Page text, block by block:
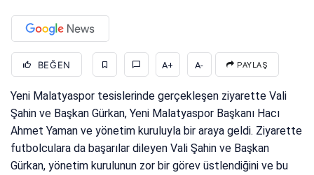
BEĞEN A+ A- PAYLAŞ
Yeni Malatyaspor tesislerinde gerçekleşen ziyarette Vali
Şahin ve Başkan Gürkan, Yeni Malatyaspor Başkanı Hacı
Ahmet Yaman ve yönetim kuruluyla bir araya geldi. Ziyarette
futbolculara da başarılar dileyen Vali Şahin ve Başkan
Gürkan, yönetim kurulunun zor bir görev üstlendiğini ve bu